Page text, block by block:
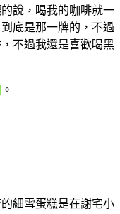
說，喝我的咖啡就一
底是那一牌的，不過
不過我還是喜歡喝黑
。
細雪蛋糕是在謝宅小